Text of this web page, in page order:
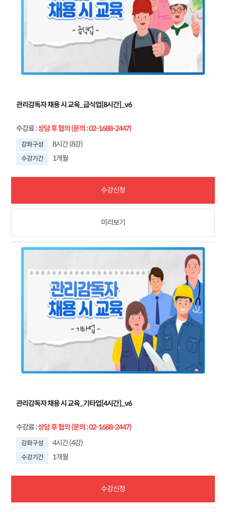
관리감독자 채용 시 교육_급식업[8시간]_v6
수강료:상담 후 협의 (문의 : 02-1688-2447)
강좌구성 8시간 (8강)
수강기간 1개월
수강신청
미리보기
관리감독자 채용 시 교육_기타업[4시간]_v6
수강료:상담 후 협의 (문의 : 02-1688-2447)
강좌구성 4시간 (4강)
수강기간 1개월
수강신청